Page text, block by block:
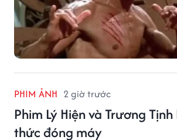
PHIM ẢNH 2 giờ trước
Phim Lý Hiện và Trương
thức đóng máy